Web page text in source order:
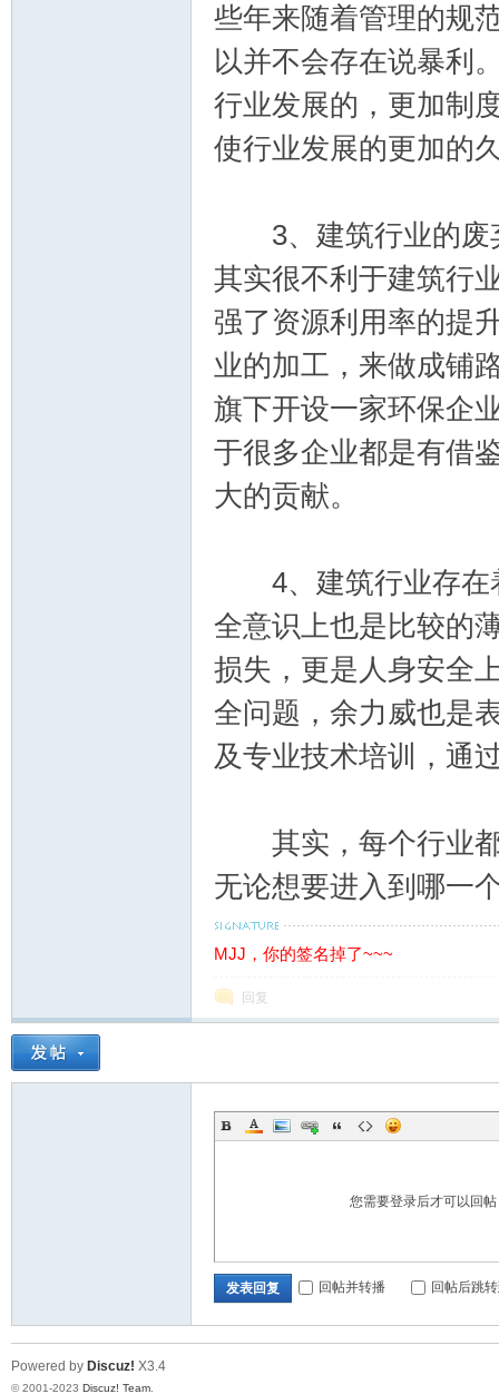
些年来随着管理的规
以并不会存在说暴利
行业发展的，更加制
使行业发展的更加的
3、建筑行业的废
其实很不利于建筑行
强了资源利用率的提
业的加工，来做成铺
旗下开设一家环保企
于很多企业都是有借
大的贡献。
4、建筑行业存在
全意识上也是比较的
损失，更是人身安全
全问题，余力威也是
及专业技术培训，通
其实，每个行业都
无论想要进入到哪一
MJJ，你的签名掉了~~~
回复
您需要登录后才可以回帖
发表回复 回帖并转播 回帖后跳
Powered by Discuz! X3.4
© 2001-2023 Discuz! Team